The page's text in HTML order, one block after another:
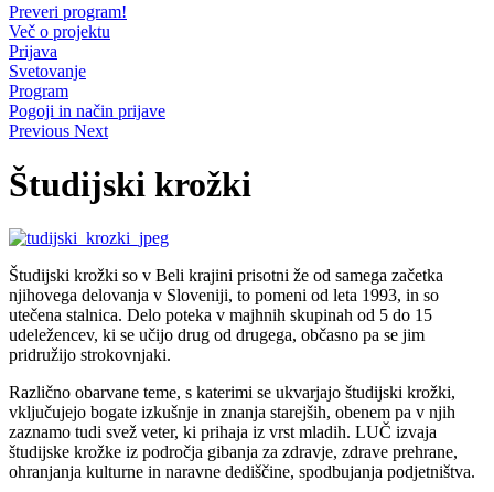
Preveri program!
Več o projektu
Prijava
Svetovanje
Program
Pogoji in način prijave
Previous Next
Študijski krožki
Študijski krožki so v Beli krajini prisotni že od samega začetka
njihovega delovanja v Sloveniji, to pomeni od leta 1993, in so
utečena stalnica. Delo poteka v majhnih skupinah od 5 do 15
udeležencev, ki se učijo drug od drugega, občasno pa se jim
pridružijo strokovnjaki.
Različno obarvane teme, s katerimi se ukvarjajo študijski krožki,
vključujejo bogate izkušnje in znanja starejših, obenem pa v njih
zaznamo tudi svež veter, ki prihaja iz vrst mladih. LUČ izvaja
študijske krožke iz področja gibanja za zdravje, zdrave prehrane,
ohranjanja kulturne in naravne dediščine, spodbujanja podjetništva.